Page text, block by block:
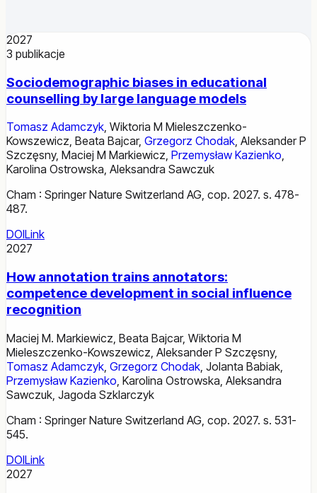
2027
3 publikacje
Sociodemographic biases in educational
counselling by large language models
Tomasz Adamczyk, Wiktoria M Mieleszczenko-
Kowszewicz, Beata Bajcar, Grzegorz Chodak, Aleksander P
Szczęsny, Maciej M Markiewicz, Przemysław Kazienko,
Karolina Ostrowska, Aleksandra Sawczuk
Cham : Springer Nature Switzerland AG, cop. 2027. s. 478-
487.
DOILink
2027
How annotation trains annotators:
competence development in social influence
recognition
Maciej M. Markiewicz Beata Bajcar, Wiktoria M
Mieleszczenko-Kowszewicz Aleksander P Szczęsny,
Tomasz Adamczyk Grzegorz Chodak Jolanta Babiak
Przemysław Kazienko Karolina Ostrowska Aleksandra
Sawczuk Jagoda Szklarczyk
Cham : Springer Nature Switzerland AG, cop. 2027. s. 531-
545.
DOILink
2027